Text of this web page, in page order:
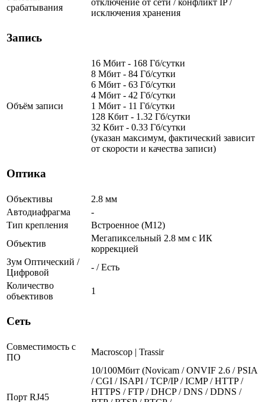
срабатывания
исключения хранения
Запись
Объём записи
16 Мбит - 168 Гб/сутки
8 Мбит - 84 Гб/сутки
6 Мбит - 63 Гб/сутки
4 Мбит - 42 Гб/сутки
1 Мбит - 11 Гб/сутки
128 Кбит - 1.32 Гб/сутки
32 Кбит - 0.33 Гб/сутки
(указан максимум, фактический зависит
от скорости и качества записи)
Оптика
Объективы
2.8 мм
Автодиафрагма
-
Тип крепления
Встроенное (М12)
Объектив
Мегапиксельный 2.8 мм c ИК
коррекцией
Зум Оптический /
Цифровой
- / Есть
Количество
объективов
1
Сеть
Совместимость с
ПО
Macroscop | Trassir
Порт RJ45
10/100Мбит (Novicam / ONVIF 2.6 / PSIA
/ CGI / ISAPI / TCP/IP / ICMP / HTTP /
HTTPS / FTP / DHCP / DNS / DDNS /